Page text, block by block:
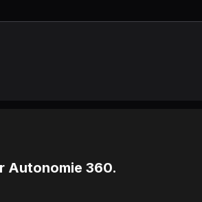
Autonomie 360.